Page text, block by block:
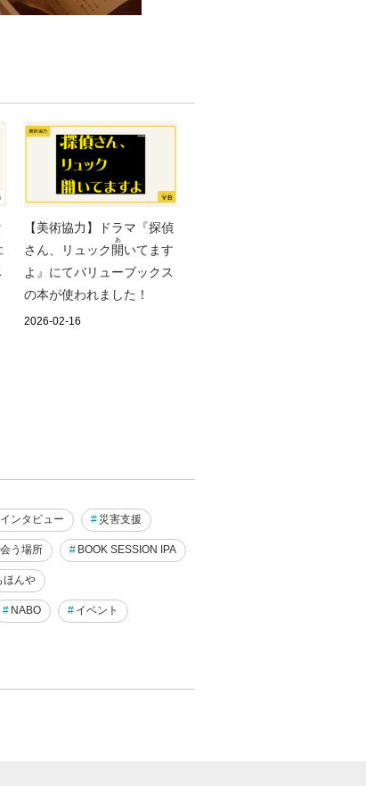
【美術協力】ドラマ『探偵
さん、リュック 開
あ
いてます
よ』にてバリューブックス
の本が使われました！
2026-02-16
インタビュー 災害支援
う場所 BOOK SESSION IPA
ほんや
NABO イベント